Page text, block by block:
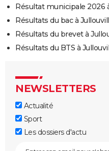
Résultat municipale 2026
Résultats du bac à
Résultats du brevet à
Résultats du BTS à
NEWSLETTERS
Actualité
Sport
Les dossiers d'actu